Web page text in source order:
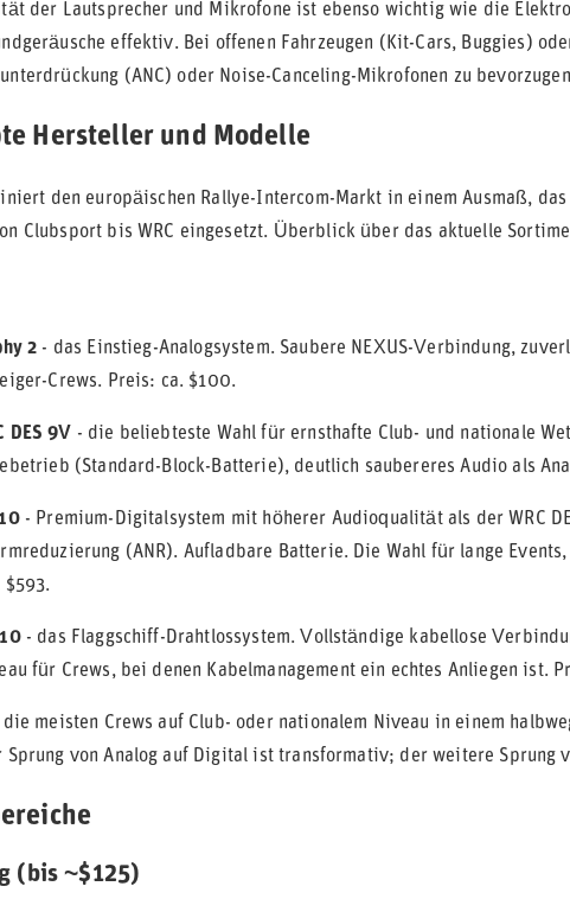
der Lautsprecher und Mikrofone ist ebenso wichtig wie die
effektiv. Bei offenen Fahrzeugen (Kit-Cars, Buggies)
(ANC) oder Noise-Canceling-Mikrofonen zu
Hersteller und Modelle
den europäischen Rallye-Intercom-Markt in einem Ausmaß,
Clubsport bis WRC eingesetzt. Überblick über das aktuelle
2 - das Einstieg-Analogsystem. Saubere NEXUS-Verbindung,
Crews. Preis: ca. $100.
DES 9V - die beliebteste Wahl für ernsthafte Club- und nationale
(Standard-Block-Batterie), deutlich saubereres Audio als
- Premium-Digitalsystem mit höherer Audioqualität als der WRC
(ANR). Aufladbare Batterie. Die Wahl für lange
$593.
- das Flaggschiff-Drahtlossystem. Vollständige kabellose
für Crews, bei denen Kabelmanagement ein echtes Anliegen ist.
die meisten Crews auf Club- oder nationalem Niveau in einem
Sprung von Analog auf Digital ist transformativ; der weitere Sprung
(bis ~$125)